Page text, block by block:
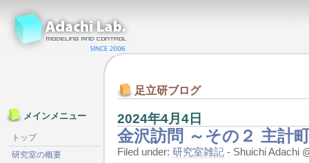
足立研ブログ
2024年4月4日
金沢訪問 ～その２ 主計
Filed under: 研究室雑記 - Shuichi Adachi
メインメニュー
トップ
研究室の概要